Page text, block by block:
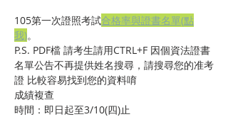
105第一次證照考試合格率與證書名單(點
我)。
P.S. PDF檔 請考生請用CTRL+F 因個資法證書
名單公告不再提供姓名搜尋，請搜尋您的准考
證 比較容易找到您的資料唷
成績複查
時間：即日起至3/10(四)止